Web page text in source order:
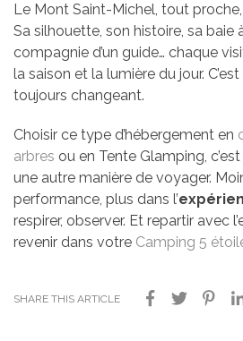
Le Mont Saint-Michel, tout
Sa silhouette, son histoire, sa baie
compagnie d’un guide… chaque
la saison et la lumière du jour.
toujours changeant.
Choisir ce type d’hébergement en
arbres ou en Tente Glamping,
une autre manière de voyager.
performance, plus dans l’
respirer, observer. Et repartir avec
revenir dans votre Camping 5
SHARE THIS ARTICLE